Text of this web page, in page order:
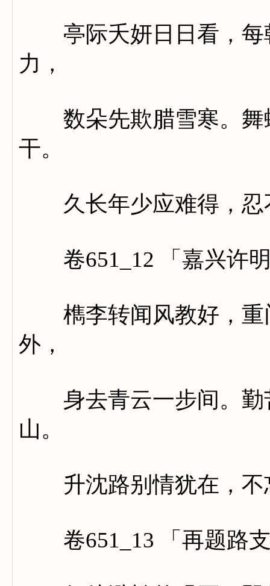
亭际夭妍日日看，每
力，
数朵先欺腊雪寒。舞
干。
久长年少应难得，忍
卷651_12 「嘉兴许
檇李转闻风教好，重
外，
身去青云一步间。勤
山。
升沈路别情犹在，不
卷651_13 「再题路支